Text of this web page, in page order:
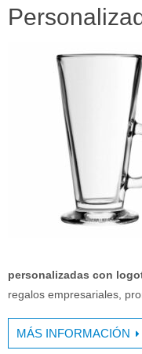
personalizadas con
regalos empresariales,
MÁS INFORMACIÓN